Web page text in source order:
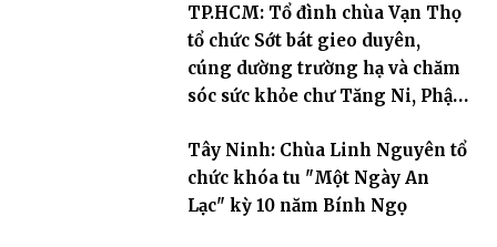
TP.HCM: Tổ đình chùa Vạn Thọ
tổ chức Sớt bát gieo duyên,
cúng dường trường hạ và chăm
sóc sức khỏe chư Tăng Ni, Phật
Tây Ninh: Chùa Linh Nguyên tổ
chức khóa tu "Một Ngày An
Lạc" kỳ 10 năm Bính Ngọ